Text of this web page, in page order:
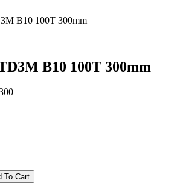
B10 100T 300mm
B10 100T 300mm
To Cart